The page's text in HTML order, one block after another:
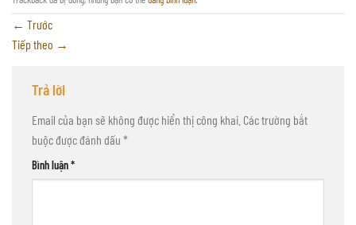
← Trước
Tiếp theo →
Trả lời
Email của bạn sẽ không được hiển thị công khai. Các trường bắt
buộc được đánh dấu *
Bình luận*